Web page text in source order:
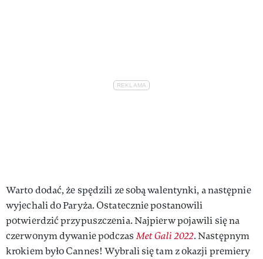
Warto dodać, że spędzili ze sobą walentynki, a następnie
wyjechali do Paryża. Ostatecznie postanowili
potwierdzić przypuszczenia. Najpierw pojawili się na
czerwonym dywanie podczasMet Gali 2022. Następnym
krokiem było Cannes! Wybrali się tam z okazji premiery